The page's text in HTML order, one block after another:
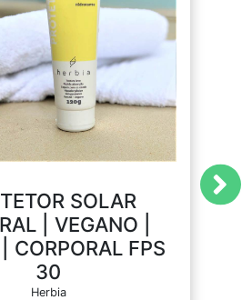
SOLAR
| VEGANO |
CORPORAL FPS
30
Herbia